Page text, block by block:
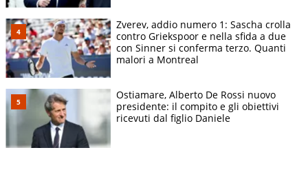
Zverev, addio numero 1: Sascha crolla
contro Griekspoor e nella sfida a due
con Sinner si conferma terzo. Quanti
malori a Montreal
Ostiamare, Alberto De Rossi nuovo
presidente: il compito e gli obiettivi
ricevuti dal figlio Daniele